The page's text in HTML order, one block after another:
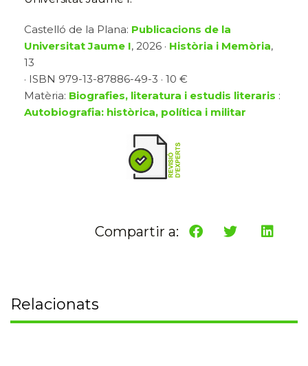
Castelló de la Plana: Publicacions de la
Universitat Jaume I, 2026 · Història i Memòria,
13
· ISBN 979-13-87886-49-3 · 10 €
Matèria: Biografies, literatura i estudis literaris :
Autobiografia: històrica, política i militar
Compartir a:
Relacionats